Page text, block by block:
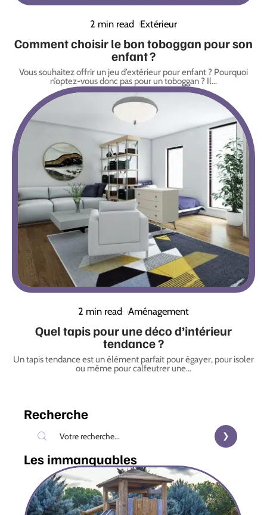
2 min read Extérieur
Comment choisir le bon toboggan pour son
enfant ?
Vous souhaitez offrir un jeu d’extérieur pour enfant ? Pourquoi
n’optez-vous donc pas pour un toboggan ? Il…
2 min read Aménagement
Quel tapis pour une déco d’intérieur
tendance ?
Un tapis tendance est un élément parfait pour égayer, pour isoler
ou même pour calfeutrer une…
Recherche
Les immanquables